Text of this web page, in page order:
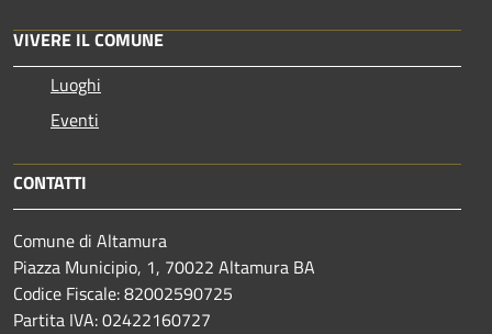
VIVERE IL COMUNE
Luoghi
Eventi
CONTATTI
Comune di Altamura
Piazza Municipio, 1, 70022 Altamura BA
Codice Fiscale: 82002590725
Partita IVA: 02422160727